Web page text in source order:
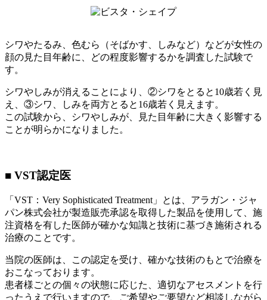
シワやたるみ、色むら（そばかす、しみなど）などが女性の
顔の見た目年齢に、どの程度影響するかを調査した試験で
す。
シワやしみが消えることにより、②シワをとると10歳若く見
え、③シワ、しみを両方とると16歳若く見えます。
この試験から、シワやしみが、見た目年齢に大きく影響する
ことが明らかになりました。
■ VST認定医
「VST：Very Sophisticated Treatment」とは、アラガン・ジャ
パン株式会社が製造販売承認を取得した製品を使用して、施
注資格を有した医師が確かな知識と技術に基づき施術される
治療のことです。
当院の医師は、この認定を受け、確かな技術のもとで治療を
おこなっております。
患者様ごとの個々の状態に応じた、適切なアセスメントを行
ったうえで行いますので、ご希望やご要望など相談しながら